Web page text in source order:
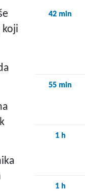
42 min
55 min
1 h
1 h